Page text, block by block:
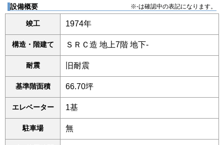
設備概要 ※-は確認中の表記になります。
竣工 1974年
構造・階建て ＳＲＣ造 地上7階 地下-
耐震 旧耐震
基準階面積 66.70坪
エレベーター 1基
駐車場 無